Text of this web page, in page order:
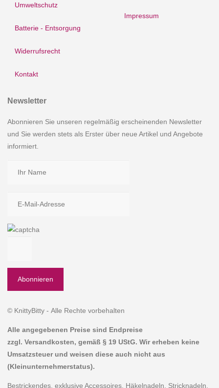
Umweltschutz
Batterie - Entsorgung
Widerrufsrecht
Kontakt
Impressum
Newsletter
Abonnieren Sie unseren regelmäßig erscheinenden Newsletter
und Sie werden stets als Erster über neue Artikel und Angebote
informiert.
© KnittyBitty - Alle Rechte vorbehalten
Alle angegebenen Preise sind Endpreise
zzgl. Versandkosten, gemäß § 19 UStG. Wir erheben keine
Umsatzsteuer und weisen diese auch nicht aus
(Kleinunternehmerstatus).
Bestrickendes, exklusive Accessoires, Häkelnadeln, Stricknadeln,